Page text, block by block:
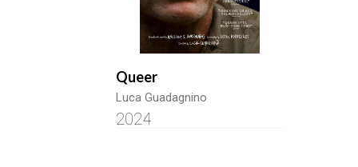
Queer
Luca Guadagnino
2024